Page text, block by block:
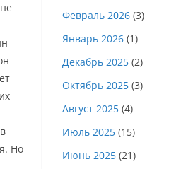
Но
Февраль 2026 (3)
Январь 2026 (1)
Декабрь 2025 (2)
Октябрь 2025 (3)
Август 2025 (4)
Июль 2025 (15)
Июнь 2025 (21)